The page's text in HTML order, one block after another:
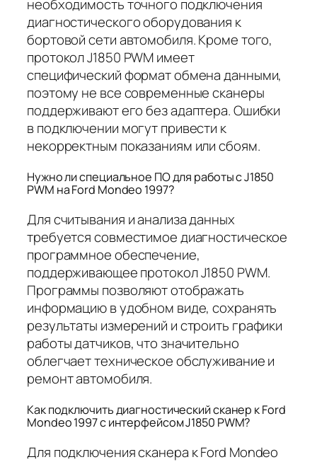
необходимость точного подключения
диагностического оборудования к
бортовой сети автомобиля. Кроме того,
протокол J1850 PWM имеет
специфический формат обмена данными,
поэтому не все современные сканеры
поддерживают его без адаптера. Ошибки
в подключении могут привести к
некорректным показаниям или сбоям.
Нужно ли специальное ПО для работы с J1850
PWM на Ford Mondeo 1997?
Для считывания и анализа данных
требуется совместимое диагностическое
программное обеспечение,
поддерживающее протокол J1850 PWM.
Программы позволяют отображать
информацию в удобном виде, сохранять
результаты измерений и строить графики
работы датчиков, что значительно
облегчает техническое обслуживание и
ремонт автомобиля.
Как подключить диагностический сканер к Ford
Mondeo 1997 с интерфейсом J1850 PWM?
Для подключения сканера к Ford Mondeo